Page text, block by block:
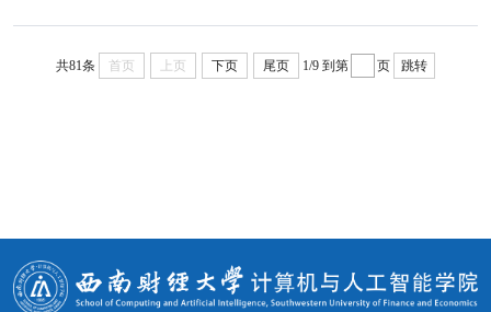
共81条 首页 上页 下页 尾页 1/9 到第 页 跳转